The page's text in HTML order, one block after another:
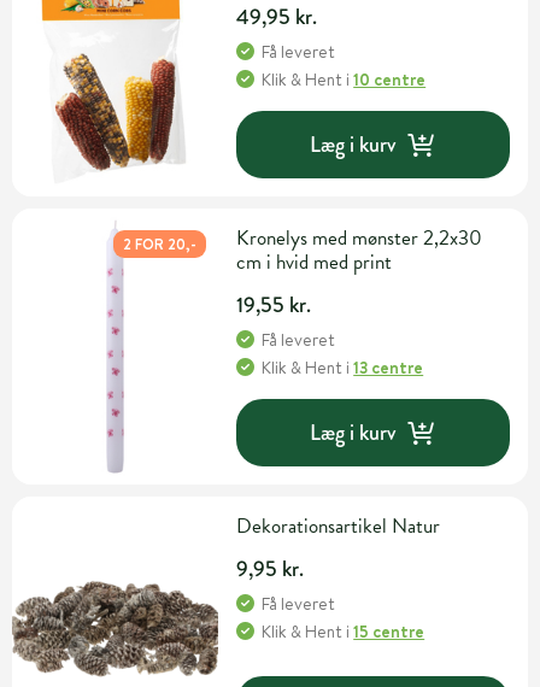
49,95 kr.
Få leveret
Klik & Hent i10 centre
Læg i kurv
2 FOR 20,-
Kronelys med mønster 2,2x30
cm i hvid med print
19,55 kr.
Få leveret
Klik & Hent i13 centre
Læg i kurv
Dekorationsartikel Natur
9,95 kr.
Få leveret
Klik & Hent i15 centre